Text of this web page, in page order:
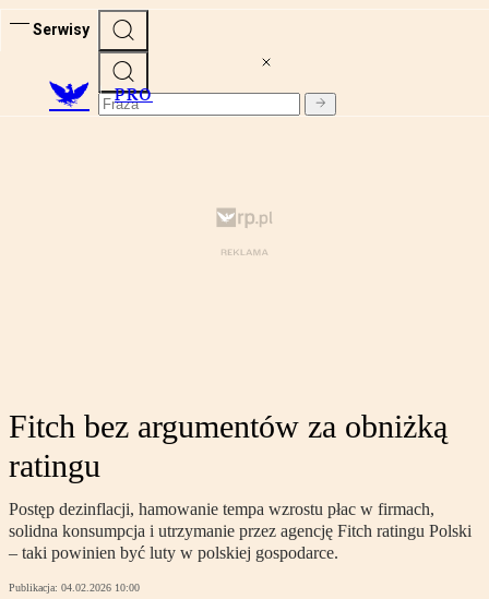
Serwisy
PRO
Fitch bez argumentów za obniżką
ratingu
Postęp dezinflacji, hamowanie tempa wzrostu płac w firmach,
solidna konsumpcja i utrzymanie przez agencję Fitch ratingu Polski
– taki powinien być luty w polskiej gospodarce.
Publikacja: 04.02.2026 10:00